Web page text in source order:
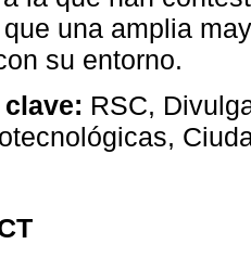
una amplia
su entorno.
RSC,